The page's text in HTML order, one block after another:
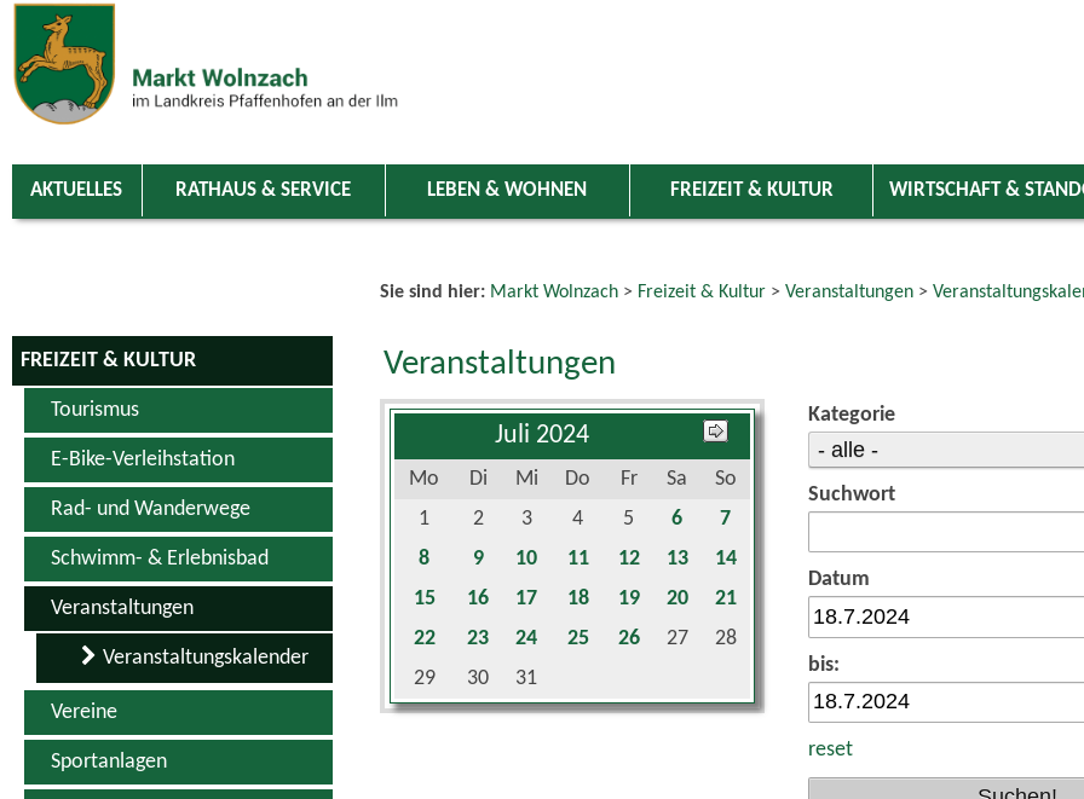
Zum Inhalt zur Navigation
AKTUELLES RATHAUS & SERVICE LEBEN & WOHNEN FREIZEIT & KULTUR WIRTSCHAFT &
FREIZEIT & KULTUR
Tourismus
E-Bike-Verleihstation
Rad- und Wanderwege
Schwimm- & Erlebnisbad
Veranstaltungen
Veranstaltungskalender
Vereine
Sportanlagen
Sie sind hier: Markt Wolnzach> Freizeit & Kultur> Veranstaltungen>
Veranstaltungen
Juli 2024
Mo Di Mi Do Fr Sa
So
1
2 3 4 5 6
7
8
9 10 11 12 13
14
15
16 17 18 19 20
21
22
23 24 25 26 27
28
29
30 31
Kategorie
Suchwort
Datum
bis:
reset